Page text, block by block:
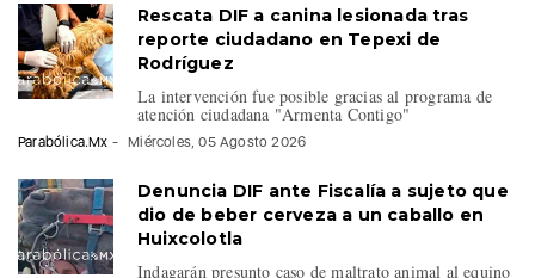
reporte ciudadano en Tepexi de
Rodríguez
La intervención fue posible gracias al programa de
atención ciudadana "Armenta Contigo"
Miércoles, 05 Agosto 2026
Denuncia DIF ante Fiscalía a sujeto que
dio de beber cerveza a un caballo en
Huixcolotla
Indagarán presunto caso de maltrato animal al equino
Parabólica.Mx Miércoles, 05 Agosto 2026